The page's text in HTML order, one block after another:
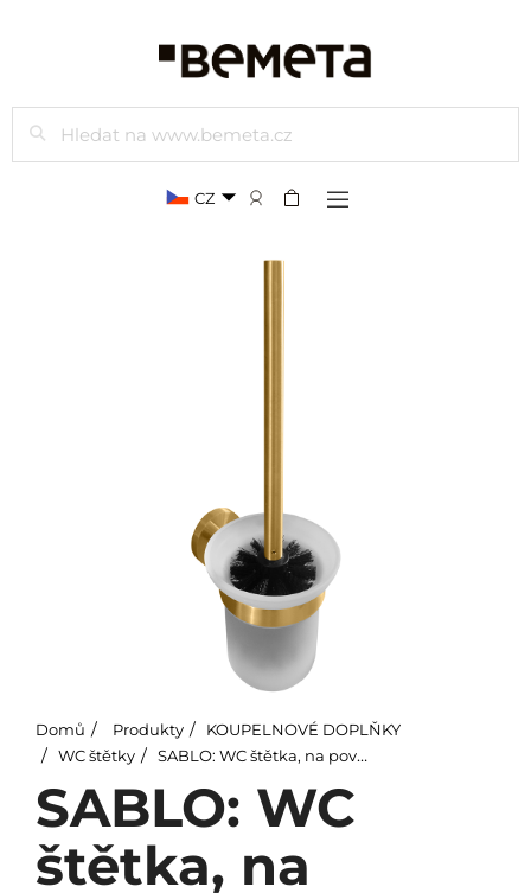
Hledat
CZ
Domů Produkty
KOUPELNOVÉ DOPLŇKY
WC štětky
SABLO: WC štětka, na pověšení, sklo
SABLO: WC
štětka, na